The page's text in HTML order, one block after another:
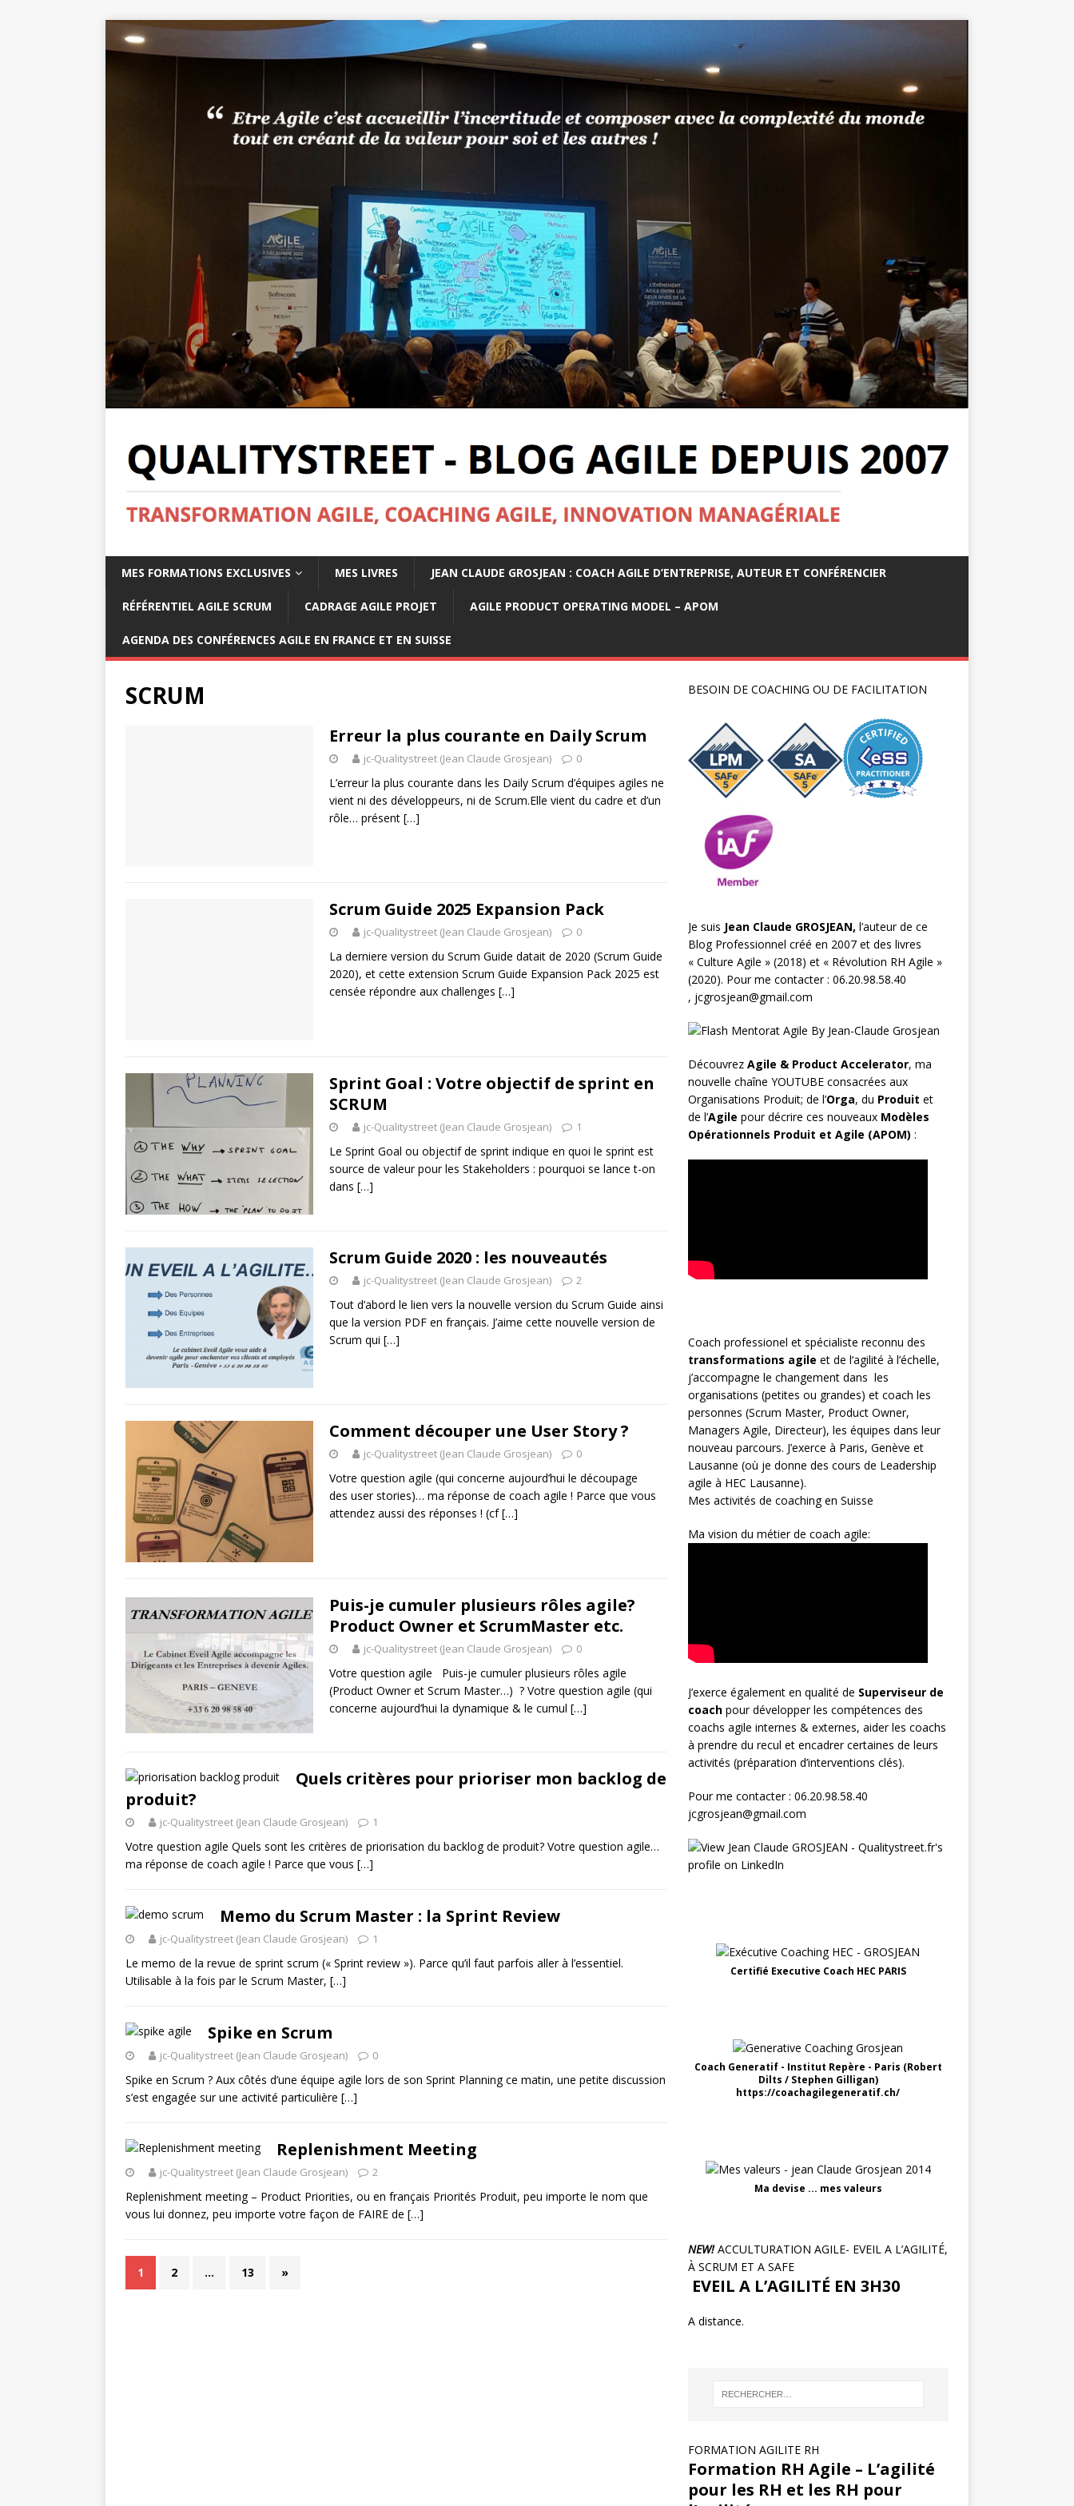
MES FORMATIONS EXCLUSIVES MES LIVRES JEAN CLAUDE GROSJEAN : COACH AGILE D’ENTREPRISE, AUTEUR ET CONFÉRENCIER
RÉFÉRENTIEL AGILE SCRUM CADRAGE AGILE PROJET AGILE PRODUCT OPERATING MODEL – APOM
AGENDA DES CONFÉRENCES AGILE EN FRANCE ET EN SUISSE
SCRUM
Erreur la plus courante en Daily Scrum
jc-Qualitystreet (Jean Claude Grosjean) 0
L’erreur la plus courante dans les Daily Scrum d’équipes agiles ne
vient ni des développeurs, ni de Scrum.Elle vient du cadre et d’un
rôle… présent […]
Scrum Guide 2025 Expansion Pack
jc-Qualitystreet (Jean Claude Grosjean) 0
La derniere version du Scrum Guide datait de 2020 (Scrum Guide
2020), et cette extension Scrum Guide Expansion Pack 2025 est
censée répondre aux challenges […]
Sprint Goal : Votre objectif de sprint en
SCRUM
jc-Qualitystreet (Jean Claude Grosjean) 1
Le Sprint Goal ou objectif de sprint indique en quoi le sprint est
source de valeur pour les Stakeholders : pourquoi se lance t-on
dans […]
Scrum Guide 2020 : les nouveautés
jc-Qualitystreet (Jean Claude Grosjean) 2
Tout d’abord le lien vers la nouvelle version du Scrum Guide ainsi
que la version PDF en français. J’aime cette nouvelle version de
Scrum qui […]
Comment découper une User Story ?
jc-Qualitystreet (Jean Claude Grosjean) 0
Votre question agile (qui concerne aujourd’hui le découpage
des user stories)… ma réponse de coach agile ! Parce que vous
attendez aussi des réponses ! (cf[…]
Puis-je cumuler plusieurs rôles agile?
Product Owner et ScrumMaster etc.
jc-Qualitystreet (Jean Claude Grosjean) 0
Votre question agile Puis-je cumuler plusieurs rôles agile
(Product Owner et Scrum Master…) ? Votre question agile (qui
concerne aujourd’hui la dynamique & le cumul […]
Quels critères pour prioriser mon backlog de
produit?
jc-Qualitystreet (Jean Claude Grosjean) 1
Votre question agile Quels sont les critères de priorisation du backlog de produit? Votre question agile…
ma réponse de coach agile ! Parce que vous […]
Memo du Scrum Master : la Sprint Review
jc-Qualitystreet (Jean Claude Grosjean) 1
Le memo de la revue de sprint scrum (« Sprint review »). Parce qu’il faut parfois aller à l’essentiel.
Utilisable à la fois par le Scrum Master, […]
Spike en Scrum
jc-Qualitystreet (Jean Claude Grosjean) 0
Spike en Scrum ? Aux côtés d’une équipe agile lors de son Sprint Planning ce matin, une petite discussion
s’est engagée sur une activité particulière […]
Replenishment Meeting
jc-Qualitystreet (Jean Claude Grosjean) 2
Replenishment meeting – Product Priorities, ou en français Priorités Produit, peu importe le nom que
vous lui donnez, peu importe votre façon de FAIRE de […]
1 2 … 13 »
BESOIN DE COACHING OU DE FACILITATION
Je suis Jean Claude GROSJEAN, l’auteur de ce
Blog Professionnel créé en 2007 et des livres
« Culture Agile » (2018) et « Révolution RH Agile »
(2020). Pour me contacter : 06.20.98.58.40
, jcgrosjean@gmail.com
Découvrez Agile & Product Accelerator, ma
nouvelle chaîne YOUTUBE consacrées aux
Organisations Produit; de l’Orga, du Produit et
de l’Agile pour décrire ces nouveaux Modèles
Opérationnels Produit et Agile (APOM) :
Coach professionel et spécialiste reconnu des
transformations agile et de l‘agilité à l’échelle,
j’accompagne le changement dans les
organisations (petites ou grandes) et coach les
personnes (Scrum Master, Product Owner,
Managers Agile, Directeur), les équipes dans leur
nouveau parcours. J’exerce à Paris, Genève et
Lausanne (où je donne des cours de Leadership
agile à HEC Lausanne).
Mes activités de coaching en Suisse
Ma vision du métier de coach agile:
J’exerce également en qualité de Superviseur de
coachpour développer les compétences des
coachs agile internes & externes, aider les coachs
à prendre du recul et encadrer certaines de leurs
activités (préparation d’interventions clés).
Pour me contacter : 06.20.98.58.40
jcgrosjean@gmail.com
Certifié Executive Coach HEC PARIS
Coach Generatif - Institut Repère - Paris (Robert
Dilts / Stephen Gilligan)
https://coachagilegeneratif.ch/
Ma devise ... mes valeurs
NEW!ACCULTURATION AGILE- EVEIL A L’AGILITÉ,
À SCRUM ET A SAFE
EVEIL A L’AGILITÉ EN 3H30
A distance.
FORMATION AGILITE RH
Formation RH Agile – L’agilité
pour les RH et les RH pour